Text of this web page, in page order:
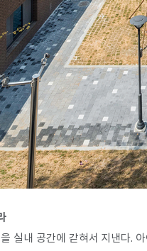
실내 공간에 갇혀서 지낸다.